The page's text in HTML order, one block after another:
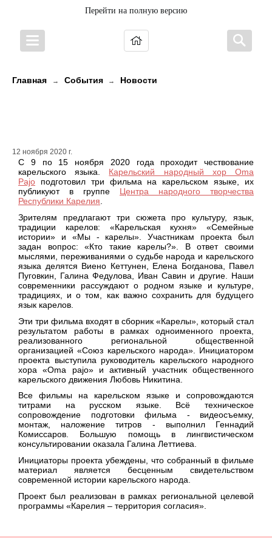
Перейти на полную версию
Главная → События → Новости
12 ноября 2020 г.
C 9 по 15 ноября 2020 года проходит чествование
карельского языка. Карельский народный хор Oma
Pajo подготовил три фильма на карельском языке, их
публикуют в группе Центра народного творчества
Республики Карелия.
Зрителям предлагают три сюжета про культуру, язык,
традиции карелов: «Карельская кухня» «Семейные
истории» и «Мы - карелы». Участникам проекта был
задан вопрос: «Кто такие карелы?». В ответ своими
мыслями, переживаниями о судьбе народа и карельского
языка делятся Виено Кеттунен, Елена Богданова, Павел
Пуговкин, Галина Федулова, Иван Савин и другие. Наши
современники рассуждают о родном языке и культуре,
традициях, и о том, как важно сохранить для будущего
язык карелов.
Эти три фильма входят в сборник «Карелы», который стал
результатом работы в рамках одноименного проекта,
реализованного региональной общественной
организацией «Союз карельского народа». Инициатором
проекта выступила руководитель карельского народного
хора «Oma pajo» и активный участник общественного
карельского движения Любовь Никитина.
Все фильмы на карельском языке и сопровождаются
титрами на русском языке. Всё техническое
сопровождение подготовки фильма - видеосъемку,
монтаж, наложение титров - выполнил Геннадий
Комиссаров. Большую помощь в лингвистическом
консультировании оказала Галина Леттиева.
Инициаторы проекта убеждены, что собранный в фильме
материал является бесценным свидетельством
современной истории карельского народа.
Проект был реализован в рамках региональной целевой
программы «Карелия – территория согласия».